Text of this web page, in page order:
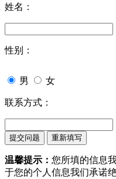
姓名：
性别：
男 女
联系方式：
温馨提示： 您所填的信息
于您的个人信息我们承诺